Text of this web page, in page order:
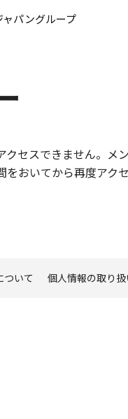
パングループ
セスできません。メ
おいてから再度アク
ついて 個人情報の取り